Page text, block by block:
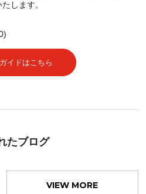
します。
イドはこちら
たブログ
VIEW MORE